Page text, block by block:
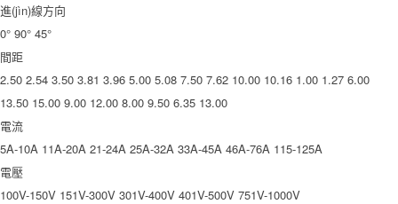
進(jìn)線方向
0° 90° 45°
間距
2.50 2.54 3.50 3.81 3.96 5.00 5.08 7.50 7.62 10.00 10.16 1.00 1.27 6.00
13.50 15.00 9.00 12.00 8.00 9.50 6.35 13.00
電流
5A-10A 11A-20A 21-24A 25A-32A 33A-45A 46A-76A 115-125A
電壓
100V-150V 151V-300V 301V-400V 401V-500V 751V-1000V